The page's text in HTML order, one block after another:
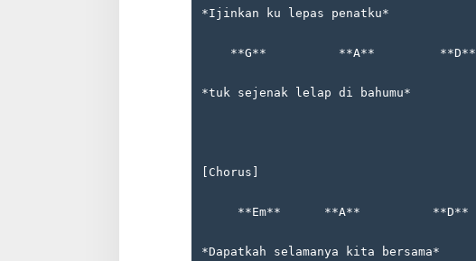
*Ijinkan ku lepas penatku*
    **G**          **A**         **D**
*tuk sejenak lelap di bahumu*
[Chorus]
     **Em**      **A**          **D**
*Dapatkah selamanya kita bersama*